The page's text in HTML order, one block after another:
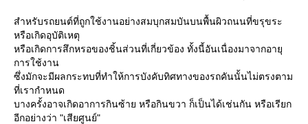
สำหรับรถยนต์ที่ถูกใช้งานอย่างสมบุกสมบันบนพื้นผิวถนนที่ขรุขระ
หรือเกิดอุบัติเหตุ
หรือเกิดการสึกหรอของชิ้นส่วนที่เกี่ยวข้อง ทั้งนี้อันเนื่องมาจากอายุ
การใช้งาน
ซึ่งมักจะมีผลกระทบที่ทำให้การบังคับทิศทางของรถคันนั้นไม่ตรงตาม
ที่เรากำหนด
บางครั้งอาจเกิดอาการกินซ้าย หรือกินขวา ก็เป็นได้เช่นกัน หรือเรียก
อีกอย่างว่า "เสียศูนย์"